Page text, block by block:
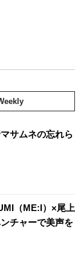
サムネの忘れら
（ME:I）×尾上
チャーで美声を